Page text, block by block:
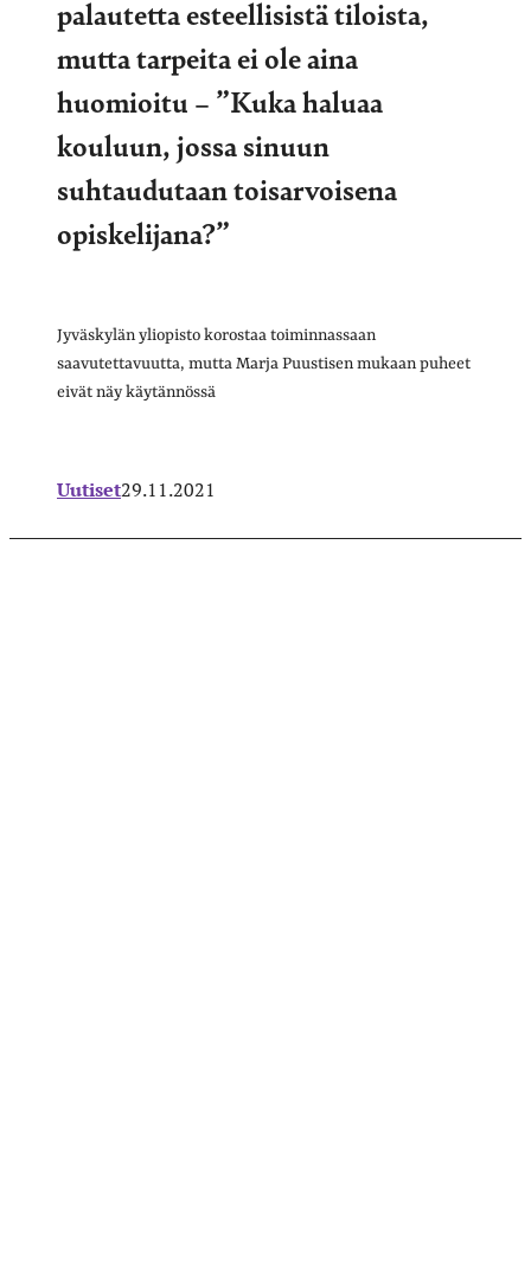
palautetta esteellisistä tiloista,
mutta tarpeita ei ole aina
huomioitu – ”Kuka haluaa
kouluun, jossa sinuun
suhtaudutaan toisarvoisena
opiskelijana?”
Jyväskylän yliopisto korostaa toiminnassaan
saavutettavuutta, mutta Marja Puustisen mukaan puheet
eivät näy käytännössä
Uutiset29.11.2021